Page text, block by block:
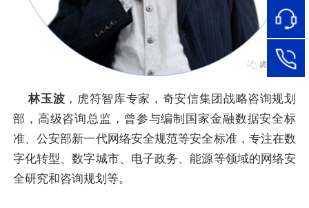
林玉波 ，虎符智库专家，奇安信集团战略咨询规划
部，高级咨询总监，曾参与编制国家金融数据安全标
准、公安部新一代网络安全规范等安全标准，专注在数
字化转型、数字城市、电子政务、能源等领域的网络安
全研究和咨询规划等。
95015
网络安
全服务
热线
在线客
服
95015